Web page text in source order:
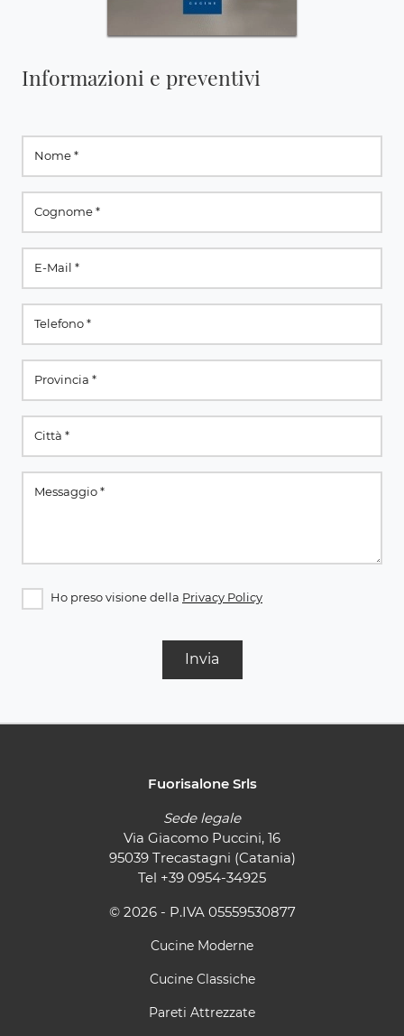
Informazioni e preventivi
Ho preso visione della Privacy Policy
Invia
Fuorisalone Srls
Sede legale
Via Giacomo Puccini, 16
95039 Trecastagni (Catania)
Tel +39 0954-34925
© 2026 - P.IVA 05559530877
Cucine Moderne
Cucine Classiche
Pareti Attrezzate